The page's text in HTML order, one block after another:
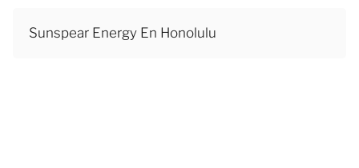
Sunspear Energy En Honolulu